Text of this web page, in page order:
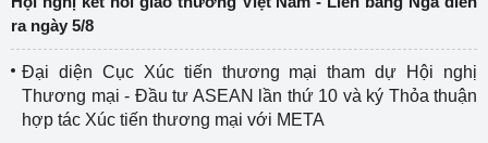
ra ngày 5/8
Đại diện Cục Xúc tiến thương mại tham dự Hội nghị
Thương mại - Đầu tư ASEAN lần thứ 10 và ký Thỏa thuận
hợp tác Xúc tiến thương mại với META